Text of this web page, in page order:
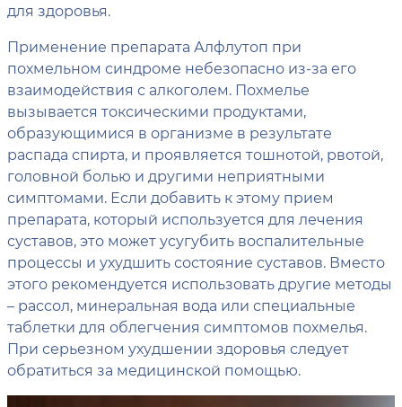
для здоровья.
Применение препарата Алфлутоп при
похмельном синдроме небезопасно из-за его
взаимодействия с алкоголем. Похмелье
вызывается токсическими продуктами,
образующимися в организме в результате
распада спирта, и проявляется тошнотой, рвотой,
головной болью и другими неприятными
симптомами. Если добавить к этому прием
препарата, который используется для лечения
суставов, это может усугубить воспалительные
процессы и ухудшить состояние суставов. Вместо
этого рекомендуется использовать другие методы
– рассол, минеральная вода или специальные
таблетки для облегчения симптомов похмелья.
При серьезном ухудшении здоровья следует
обратиться за медицинской помощью.